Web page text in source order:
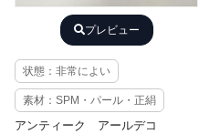
プレビュー
状態：非常によい
素材：SPM・パール・正絹
アンティーク アールデコ